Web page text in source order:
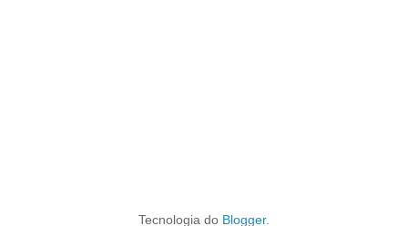
Tecnologia do Blogger.